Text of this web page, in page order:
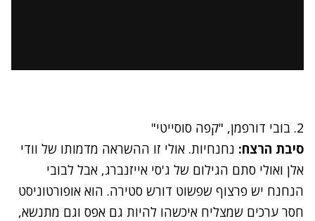
2. בובי דורפמן, "קפה סוסייטי"
סיבת הרצח: נחנחיות. אולי זו ההשראה מדמותו של וודי
אלן ואולי סתם הגילום של ג'סי אייזנברג, אבל לבובי
הנחנח יש פרצוף שפשוט דורש סטירה. הוא אופורטוניסט
חסר ערכים שמצליח איכשהו להיות גם אפס וגם מתנשא,